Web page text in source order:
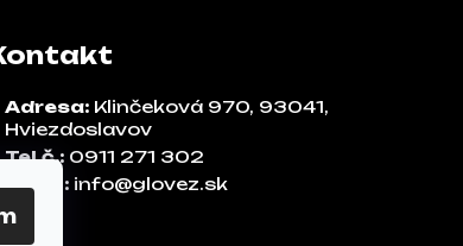
Adresa: Klinčeková 970, 93041,
Hviezdoslavov
Tel.č.: 0911 271 302
Email: info@glovez.sk